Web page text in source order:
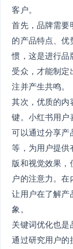
客户。
首先，品牌需要
的产品特点、优
惯，这是进行品
受众，才能制定
注并产生共鸣。
其次，优质的内
键。小红书用户
可以通过分享产
等，为用户提供
版和视觉效果，
户的注意力。在
让用户在了解产
象。
关键词优化也是
通过研究用户的